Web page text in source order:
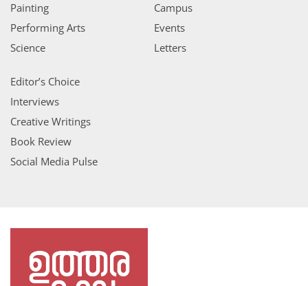
Painting
Performing Arts
Science
Campus
Events
Letters
Editor’s Choice
Interviews
Creative Writings
Book Review
Social Media Pulse